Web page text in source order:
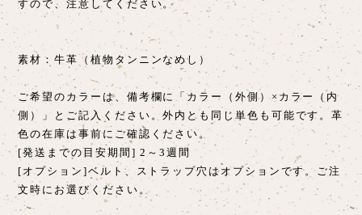
すので、注意してください。
素材：牛革（植物タンニンなめし）
ご希望のカラーは、備考欄に「カラー（外側）×カラー（内
側）」とご記入ください。外内とも同じ単色も可能です。革
色の在庫は事前にご確認ください。
[発送までの目安期間] 2～3週間
[オプション]ベルト、ストラップ穴はオプションです。ご注
文時にお選びください。